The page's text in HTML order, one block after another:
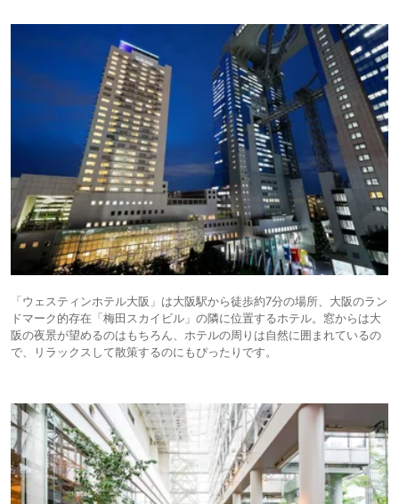
「ウェスティンホテル大阪」は大阪駅から徒歩約7分の場所、大阪のラン
ドマーク的存在「梅田スカイビル」の隣に位置するホテル。窓からは大
阪の夜景が望めるのはもちろん、ホテルの周りは自然に囲まれているの
で、リラックスして散策するのにもぴったりです。